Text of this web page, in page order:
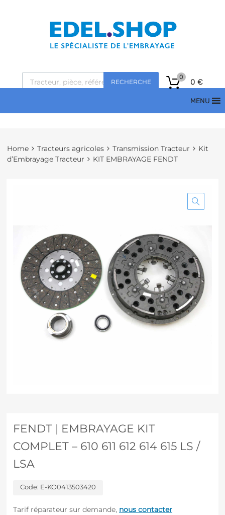
RECHERCHE 0 €
0
MENU
Home Tracteurs agricoles Transmission Tracteur
Kit
d’Embrayage Tracteur
KIT EMBRAYAGE FENDT
FENDT | EMBRAYAGE KIT
COMPLET – 610 611 612 614 615 LS /
LSA
Code: E-KO0413503420
Tarif réparateur sur demande, nous contacter